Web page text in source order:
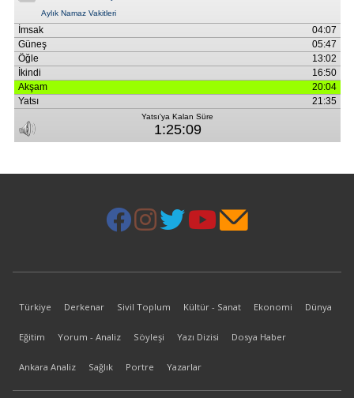
Türkiye Derkenar Sivil Toplum Kültür - Sanat Ekonomi Dünya
Eğitim Yorum - Analiz Söyleşi Yazı Dizisi Dosya Haber
Ankara Analiz Sağlık Portre Yazarlar